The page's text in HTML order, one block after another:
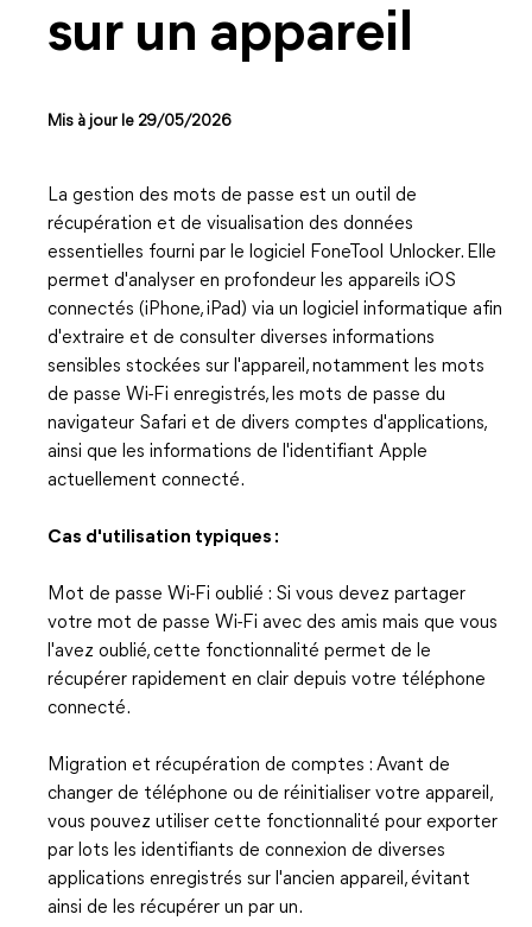
sur un appareil
Mis à jour le 29/05/2026
La gestion des mots de passe est un outil de
récupération et de visualisation des données
essentielles fourni par le logiciel FoneTool Unlocker. Elle
permet d'analyser en profondeur les appareils iOS
connectés (iPhone, iPad) via un logiciel informatique afin
d'extraire et de consulter diverses informations
sensibles stockées sur l'appareil, notamment les mots
de passe Wi-Fi enregistrés, les mots de passe du
navigateur Safari et de divers comptes d'applications,
ainsi que les informations de l'identifiant Apple
actuellement connecté.
Cas d'utilisation typiques :
Mot de passe Wi-Fi oublié : Si vous devez partager
votre mot de passe Wi-Fi avec des amis mais que vous
l'avez oublié, cette fonctionnalité permet de le
récupérer rapidement en clair depuis votre téléphone
connecté.
Migration et récupération de comptes : Avant de
changer de téléphone ou de réinitialiser votre appareil,
vous pouvez utiliser cette fonctionnalité pour exporter
par lots les identifiants de connexion de diverses
applications enregistrés sur l'ancien appareil, évitant
ainsi de les récupérer un par un.